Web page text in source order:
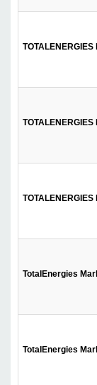
TotalEnergies
TotalEnergies